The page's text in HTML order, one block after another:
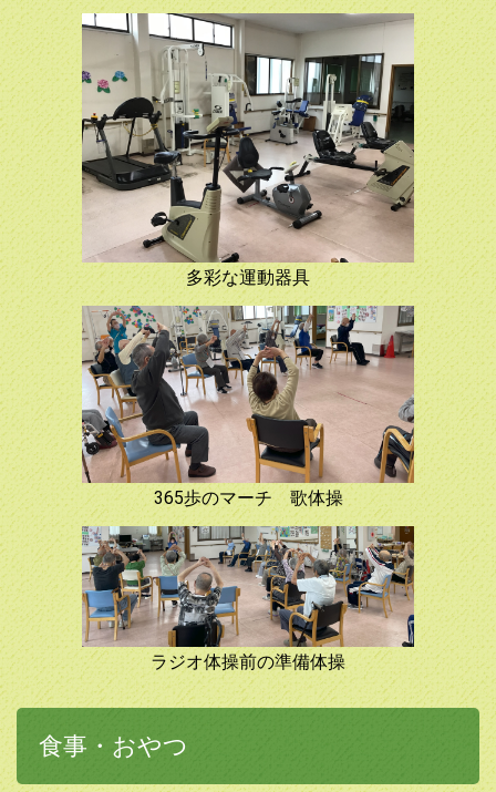
多彩な運動器具
365歩のマーチ 歌体操
ラジオ体操前の準備体操
食事・おやつ